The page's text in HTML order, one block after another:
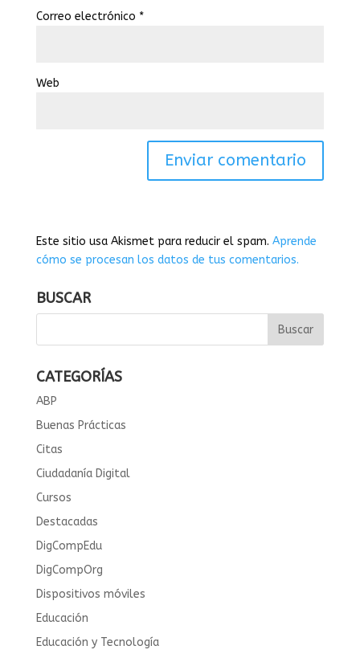
Correo electrónico *
Web
Este sitio usa Akismet para reducir el spam. Aprende
cómo se procesan los datos de tus comentarios.
BUSCAR
CATEGORÍAS
ABP
Buenas Prácticas
Citas
Ciudadanía Digital
Cursos
Destacadas
DigCompEdu
DigCompOrg
Dispositivos móviles
Educación
Educación y Tecnología